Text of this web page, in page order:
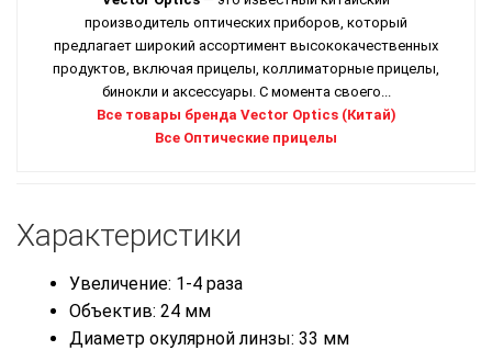
производитель оптических приборов, который
предлагает широкий ассортимент высококачественных
продуктов, включая прицелы, коллиматорные прицелы,
бинокли и аксессуары. С момента своего...
Все товары бренда Vector Optics (Китай)
Все Оптические прицелы
Характеристики
Увеличение: 1-4 раза
Объектив: 24 мм
Диаметр окулярной линзы: 33 мм